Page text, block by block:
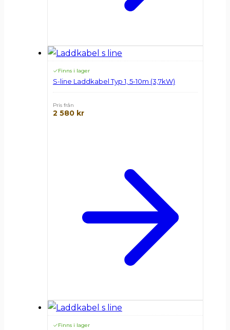
Finns i lager
S-line Laddkabel Typ 1, 5-10m (3,7kW)
Pris från
2 580 kr
Finns i lager